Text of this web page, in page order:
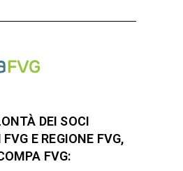
DEI SOCI
E REGIONE FVG,
FVG: